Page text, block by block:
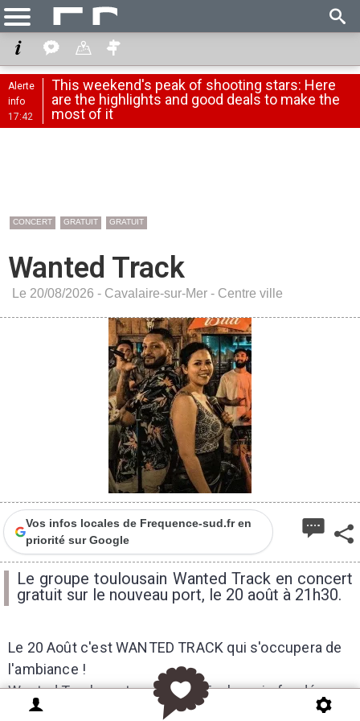
Alerte
info
17:42
This weekend's peak of shooting stars: Here
are the highlights and good deals to make the
most of it
CONCERT GRATUIT GRATUIT
Wanted Track
Le 20/08/2026 - Cavalaire-sur-Mer - Centre ville
Vos infos locales de Frequence-sud.fr en
priorité sur Google
Le groupe toulousain Wanted Track en concert
gratuit sur le nouveau port, le 20 août à 21h30.
Le 20 Août c'est WANTED TRACK qui s'occupera de
l'ambiance !
Wanted Tracks est un groupe Toulousain fondé en
2021 qui reprend des classiques du Hip-hop et R&B